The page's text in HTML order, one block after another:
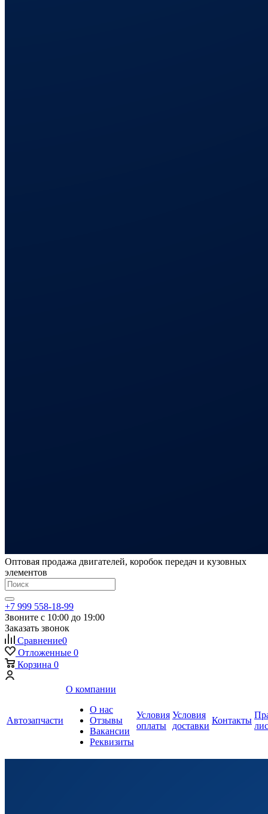
Оптовая продажа двигателей, коробок передач и кузовных
элементов
+7 999 558-18-99
Звоните с 10:00 до 19:00
Заказать звонок
Сравнение0
Отложенные 0
Корзина 0
Автозапчасти
О компании
О нас
Отзывы
Вакансии
Реквизиты
Условия
оплаты
Условия
доставки
Контакты